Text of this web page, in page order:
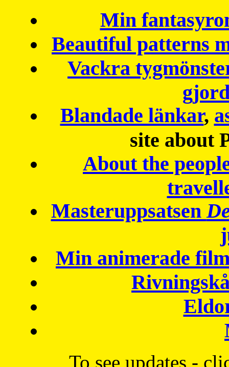
Min
Beautiful patterns
Vackra
Blandade länkar,
site about
About the
Masteruppsatsen
Min animerade
To see updates -